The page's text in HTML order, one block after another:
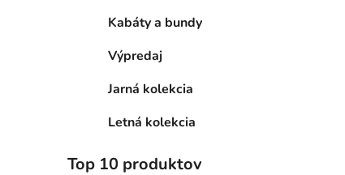
Kabáty a bundy
Výpredaj
Jarná kolekcia
Letná kolekcia
Top 10 produktov